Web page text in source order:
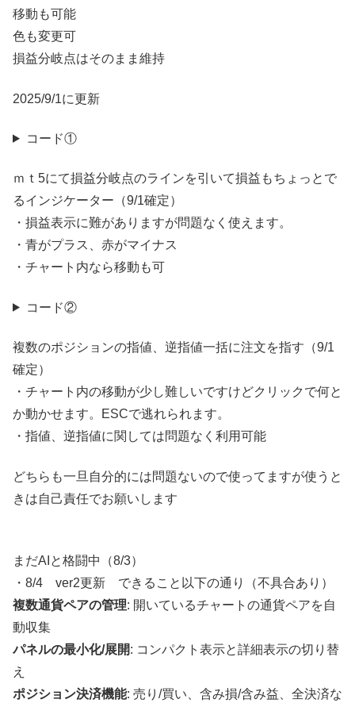
移動も可能
色も変更可
損益分岐点はそのまま維持
2025/9/1に更新
コード①
ｍｔ5にて損益分岐点のラインを引いて損益もちょっとで
るインジケーター（9/1確定）
・損益表示に難がありますが問題なく使えます。
・青がプラス、赤がマイナス
・チャート内なら移動も可
コード②
複数のポジションの指値、逆指値一括に注文を指す（9/1
確定）
・チャート内の移動が少し難しいですけどクリックで何と
か動かせます。ESCで逃れられます。
・指値、逆指値に関しては問題なく利用可能
どちらも一旦自分的には問題ないので使ってますが使うと
きは自己責任でお願いします
まだAIと格闘中（8/3）
・8/4 ver2更新 できること以下の通り（不具合あり）
複数通貨ペアの管理: 開いているチャートの通貨ペアを自
動収集
パネルの最小化/展開: コンパクト表示と詳細表示の切り替
え
ポジション決済機能: 売り/買い、含み損/含み益、全決済な